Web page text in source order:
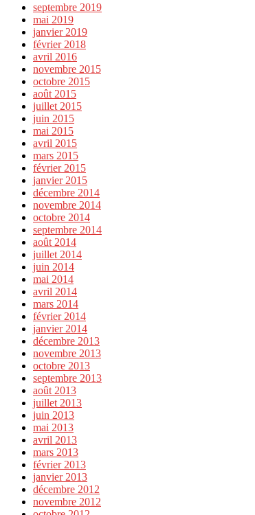
septembre 2019
mai 2019
janvier 2019
février 2018
avril 2016
novembre 2015
octobre 2015
août 2015
juillet 2015
juin 2015
mai 2015
avril 2015
mars 2015
février 2015
janvier 2015
décembre 2014
novembre 2014
octobre 2014
septembre 2014
août 2014
juillet 2014
juin 2014
mai 2014
avril 2014
mars 2014
février 2014
janvier 2014
décembre 2013
novembre 2013
octobre 2013
septembre 2013
août 2013
juillet 2013
juin 2013
mai 2013
avril 2013
mars 2013
février 2013
janvier 2013
décembre 2012
novembre 2012